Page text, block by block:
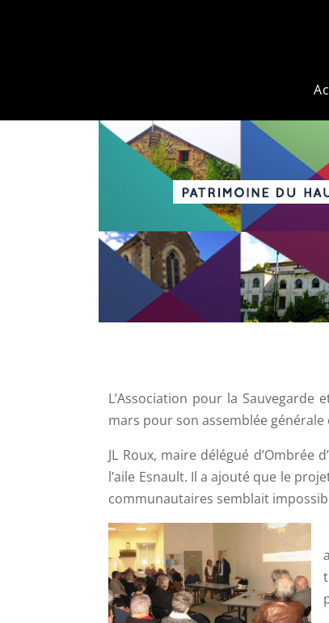
L’Association pour la Sauvegarde
mars pour son assemblée générale
JL Roux, maire délégué d’Ombrée
l’aile Esnault. Il a ajouté que le
communautaires semblait